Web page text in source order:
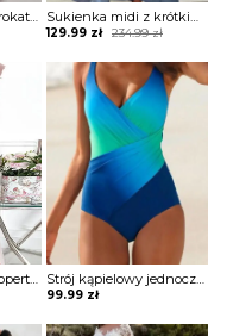
Sukienka maxi z brokatową górą i falbaną Sukienka midi z krótkim rękawem ze zwiewnego materiału
234.99zł
Original
was:
234.99 zł.
129.99 zł
Current
129.99 zł.
Sukienka maxi z kopertową górą z falbankami Strój kąpielowy jednoczęściowy z drapowaniem
99.99 zł